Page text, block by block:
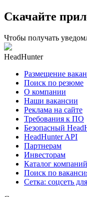
Скачайте
Чтобы получать
HeadHunter
Размещение
Поиск по резюме
О компании
Наши вакансии
Реклама на сайте
Требования к ПО
Безопасный
HeadHunter API
Партнерам
Инвесторам
Каталог компаний
Поиск по
Сетка: соцсеть